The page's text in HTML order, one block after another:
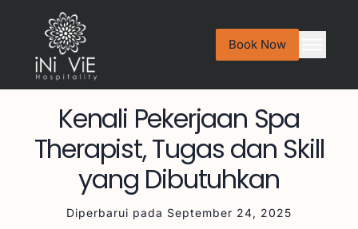
Book Now
Kenali Pekerjaan Spa
Therapist, Tugas dan Skill
yang Dibutuhkan
Diperbarui pada September 24, 2025